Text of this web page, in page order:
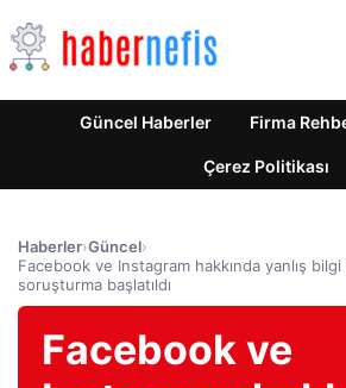
Güncel Haberler Firma
Çerez Politikası
Haberler›Güncel›
Facebook ve Instagram hakkında yanlış bilgi
soruşturma başlatıldı
Facebook ve